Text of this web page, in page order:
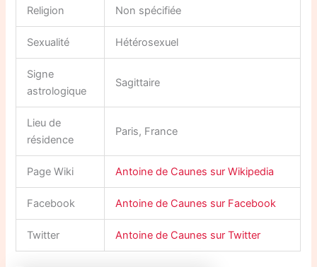
Religion Non spécifiée
Sexualité Hétérosexuel
Signe
astrologique
Sagittaire
Lieu de
résidence
Paris, France
Page Wiki Antoine de Caunes sur Wikipedia
Facebook Antoine de Caunes sur Facebook
Twitter Antoine de Caunes sur Twitter